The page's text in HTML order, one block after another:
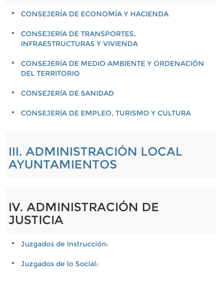
CONSEJERÍA DE ECONOMÍA Y HACIENDA
CONSEJERÍA DE TRANSPORTES,
INFRAESTRUCTURAS Y VIVIENDA
CONSEJERÍA DE MEDIO AMBIENTE Y ORDENACIÓN
DEL TERRITORIO
CONSEJERÍA DE SANIDAD
CONSEJERÍA DE EMPLEO, TURISMO Y CULTURA
III. ADMINISTRACIÓN LOCAL
AYUNTAMIENTOS
IV. ADMINISTRACIÓN DE
JUSTICIA
Juzgados de Instrucción:
Juzgados de lo Social: